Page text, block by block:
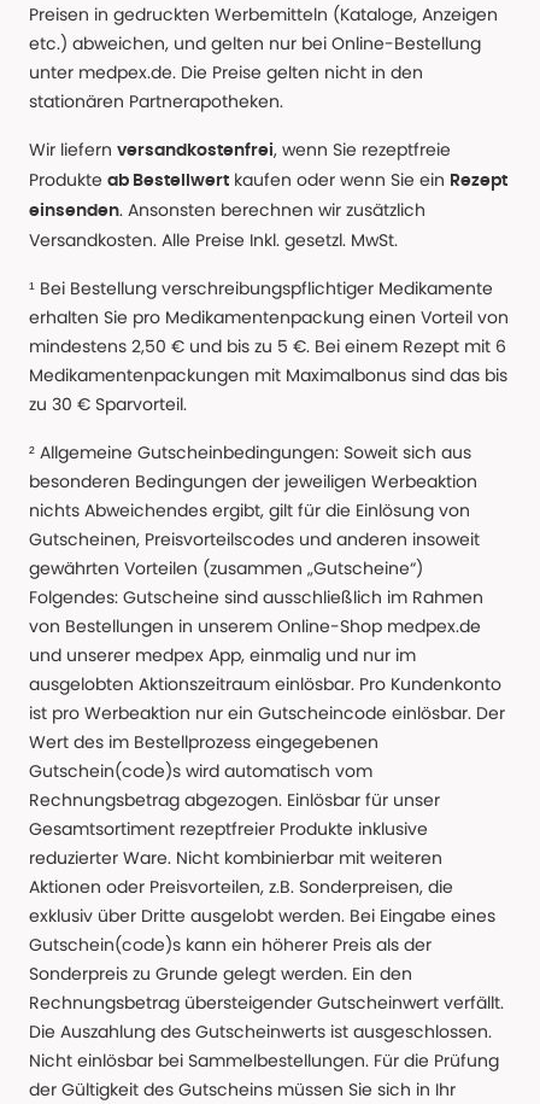
Preisen in gedruckten Werbemitteln (Kataloge, Anzeigen
etc.) abweichen, und gelten nur bei Online-Bestellung
unter medpex.de. Die Preise gelten nicht in den
stationären Partnerapotheken.
Wir liefern versandkostenfrei, wenn Sie rezeptfreie
Produkte ab Bestellwert kaufen oder wenn Sie ein Rezept
einsenden. Ansonsten berechnen wir zusätzlich
Versandkosten. Alle Preise Inkl. gesetzl. MwSt.
¹ Bei Bestellung verschreibungspflichtiger Medikamente
erhalten Sie pro Medikamentenpackung einen Vorteil von
mindestens 2,50 € und bis zu 5 €. Bei einem Rezept mit 6
Medikamentenpackungen mit Maximalbonus sind das bis
zu 30 € Sparvorteil.
² Allgemeine Gutscheinbedingungen: Soweit sich aus
besonderen Bedingungen der jeweiligen Werbeaktion
nichts Abweichendes ergibt, gilt für die Einlösung von
Gutscheinen, Preisvorteilscodes und anderen insoweit
gewährten Vorteilen (zusammen „Gutscheine“)
Folgendes: Gutscheine sind ausschließlich im Rahmen
von Bestellungen in unserem Online-Shop medpex.de
und unserer medpex App, einmalig und nur im
ausgelobten Aktionszeitraum einlösbar. Pro Kundenkonto
ist pro Werbeaktion nur ein Gutscheincode einlösbar. Der
Wert des im Bestellprozess eingegebenen
Gutschein(code)s wird automatisch vom
Rechnungsbetrag abgezogen. Einlösbar für unser
Gesamtsortiment rezeptfreier Produkte inklusive
reduzierter Ware. Nicht kombinierbar mit weiteren
Aktionen oder Preisvorteilen, z.B. Sonderpreisen, die
exklusiv über Dritte ausgelobt werden. Bei Eingabe eines
Gutschein(code)s kann ein höherer Preis als der
Sonderpreis zu Grunde gelegt werden. Ein den
Rechnungsbetrag übersteigender Gutscheinwert verfällt.
Die Auszahlung des Gutscheinwerts ist ausgeschlossen.
Nicht einlösbar bei Sammelbestellungen. Für die Prüfung
der Gültigkeit des Gutscheins müssen Sie sich in Ihr